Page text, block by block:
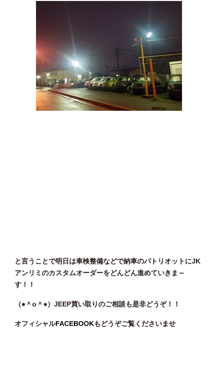
と言うことで明日は車検整備などで納車のパトリオットにJK
アンリミのカスタムオーダーをどんどん進めていきま～
す！！
（●＾o ＾●）JEEP買い取りのご相談も是非どうぞ！！
オフィシャルFACEBOOKもどうぞご覧くださいませ